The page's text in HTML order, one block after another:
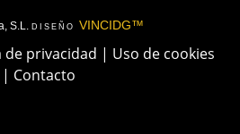
S.L. DISEÑO VINCIDG™
de privacidad | Uso de cookies
| Contacto